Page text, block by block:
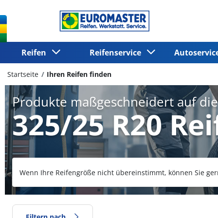
Reifen Reifenservice
Startseite Ihren Reifen finden
Produkte maßgeschneidert auf
325/25 R20
Wenn Ihre Reifengröße nicht übereinstimmt, können Sie